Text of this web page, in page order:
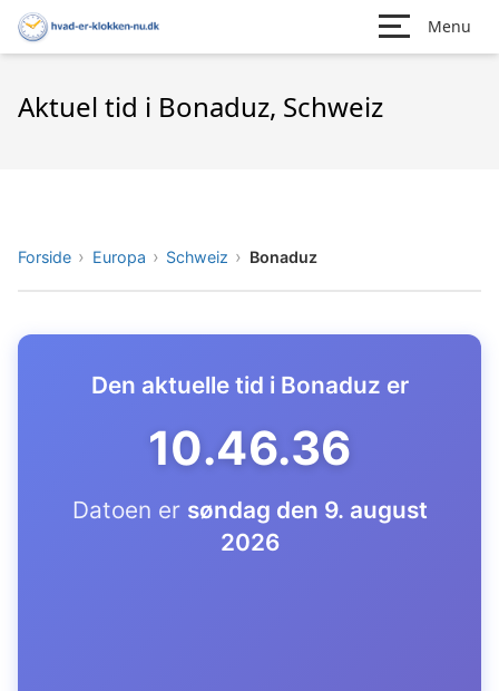
Menu
Aktuel tid i Bonaduz, Schweiz
Forside Europa Schweiz Bonaduz
Den aktuelle tid i Bonaduz er
10.46.37
Datoen er søndag den 9. august
2026